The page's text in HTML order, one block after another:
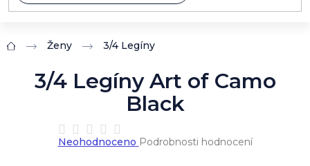
Domů Ženy 3/4 Legíny
3/4 Legíny Art of Camo
Black
Průměrné
hodnocení
Neohodnoceno Podrobnosti hodnocení